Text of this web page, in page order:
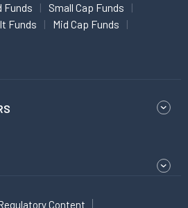
Funds
Small Cap Funds
Funds
Mid Cap Funds
Content